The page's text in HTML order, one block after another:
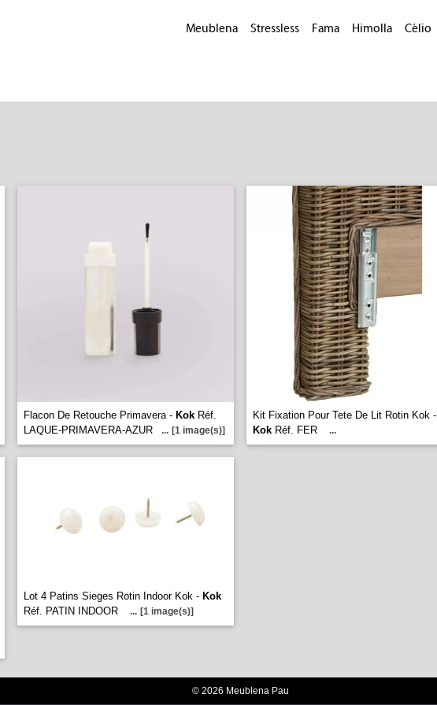
Meublena Stressless Fama Himolla Célio
Flacon De Retouche Primavera - Kok Réf.
LAQUE-PRIMAVERA-AZUR
... [1 image(s)]
Kit Fixation Pour Tete De Lit Rotin Kok -
Kok Réf. FER ...
Lot 4 Patins Sieges Rotin Indoor Kok - Kok
Réf. PATIN INDOOR
... [1 image(s)]
© 2026 Meublena Pau